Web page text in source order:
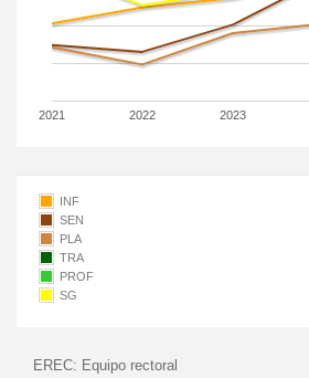
2021 2022 2023
INF
SEN
PLA
TRA
PROF
SG
EREC: Equipo rectoral